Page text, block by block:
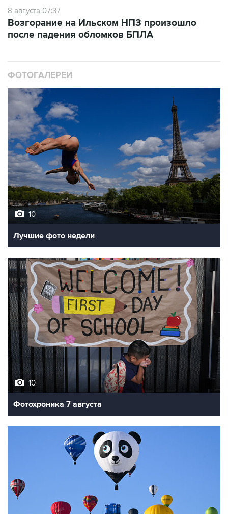
после падения обломков БПЛА
10
Лучшие фото недели
10
Фотохроника 7 августа